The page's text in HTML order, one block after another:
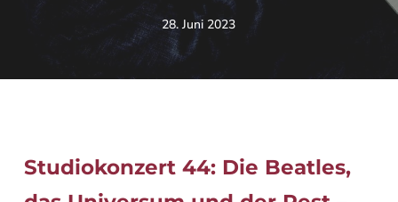
28. Juni 2023
Studiokonzert 44: Die Beatles,